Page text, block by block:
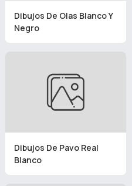
Dibujos De Olas Blanco Y
Negro
Dibujos De Pavo Real
Blanco